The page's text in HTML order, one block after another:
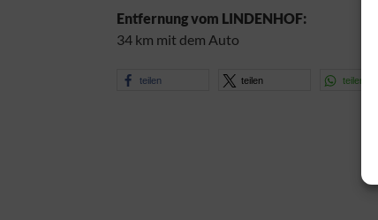
Entfernung vom LINDENHOF:
34 km mit dem Auto
teilen teilen teilen